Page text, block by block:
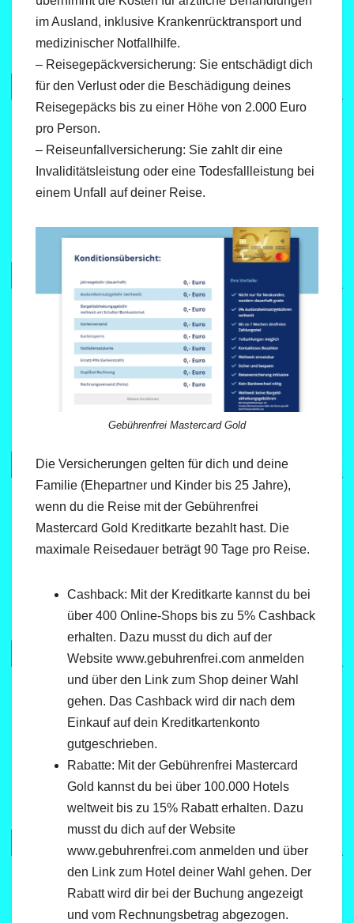
im Ausland, inklusive Krankenrücktransport und
medizinischer Notfallhilfe.
– Reisegepäckversicherung: Sie entschädigt dich
für den Verlust oder die Beschädigung deines
Reisegepäcks bis zu einer Höhe von 2.000 Euro
pro Person.
– Reiseunfallversicherung: Sie zahlt dir eine
Invaliditätsleistung oder eine Todesfallleistung bei
einem Unfall auf deiner Reise.
Gebührenfrei Mastercard Gold
Die Versicherungen gelten für dich und deine
Familie (Ehepartner und Kinder bis 25 Jahre),
wenn du die Reise mit der Gebührenfrei
Mastercard Gold Kreditkarte bezahlt hast. Die
maximale Reisedauer beträgt 90 Tage pro Reise.
Cashback: Mit der Kreditkarte kannst du bei
über 400 Online-Shops bis zu 5% Cashback
erhalten. Dazu musst du dich auf der
Website www.gebuhrenfrei.com anmelden
und über den Link zum Shop deiner Wahl
gehen. Das Cashback wird dir nach dem
Einkauf auf dein Kreditkartenkonto
gutgeschrieben.
Rabatte: Mit der Gebührenfrei Mastercard
Gold kannst du bei über 100.000 Hotels
weltweit bis zu 15% Rabatt erhalten. Dazu
musst du dich auf der Website
www.gebuhrenfrei.com anmelden und über
den Link zum Hotel deiner Wahl gehen. Der
Rabatt wird dir bei der Buchung angezeigt
und vom Rechnungsbetrag abgezogen.